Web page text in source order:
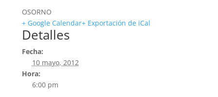
OSORNO
+ Google Calendar+ Exportación de iCal
Detalles
Fecha:
10 mayo, 2012
Hora:
6:00 pm